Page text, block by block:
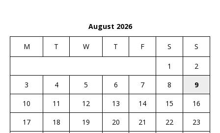
August 2026
M T W T F S S
1
2
3
4 5 6 7 8
9
10
11 12 13 14 15
16
17
18 19 20 21 22 23